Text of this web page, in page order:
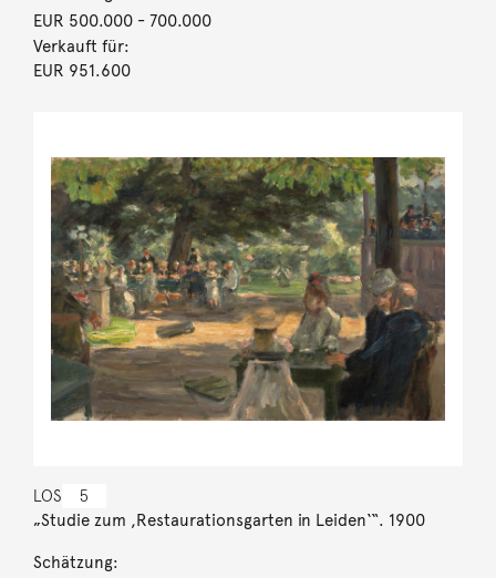
EUR 500.000- 700.000
Verkauft für:
EUR 951.600
LOS 5
„Studie zum ,Restaurationsgarten in Leiden‘“. 1900
Schätzung: